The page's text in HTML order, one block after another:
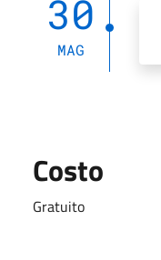
30
MAG
Costo
Gratuito